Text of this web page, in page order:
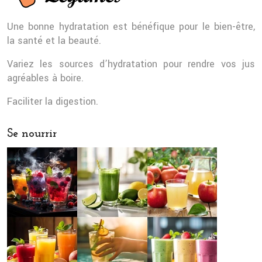
Une bonne hydratation est bénéfique pour le bien-être,
la santé et la beauté.
Variez les sources d’hydratation pour rendre vos jus
agréables à boire.
Faciliter la digestion.
Se nourrir